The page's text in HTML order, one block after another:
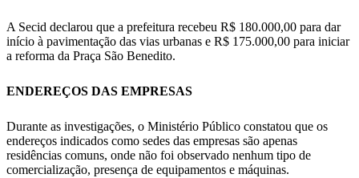
A Secid declarou que a prefeitura recebeu R$ 180.000,00 para dar
início à pavimentação das vias urbanas e R$ 175.000,00 para iniciar
a reforma da Praça São Benedito.
ENDEREÇOS DAS EMPRESAS
Durante as investigações, o Ministério Público constatou que os
endereços indicados como sedes das empresas são apenas
residências comuns, onde não foi observado nenhum tipo de
comercialização, presença de equipamentos e máquinas.